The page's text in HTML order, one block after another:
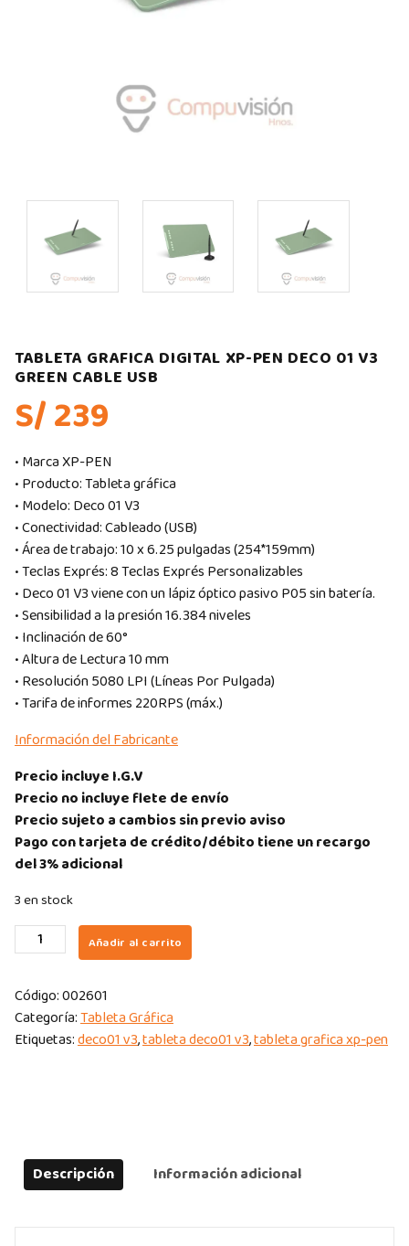
TABLETA GRAFICA DIGITAL XP-PEN DECO 01 V3
GREEN CABLE USB
S/ 239
• Marca XP-PEN
• Producto: Tableta gráfica
• Modelo: Deco 01 V3
• Conectividad: Cableado (USB)
• Área de trabajo: 10 x 6.25 pulgadas (254*159mm)
• Teclas Exprés: 8 Teclas Exprés Personalizables
• Deco 01 V3 viene con un lápiz óptico pasivo P05 sin batería.
• Sensibilidad a la presión 16.384 niveles
• Inclinación de 60°
• Altura de Lectura 10 mm
• Resolución 5080 LPI (Líneas Por Pulgada)
• Tarifa de informes 220RPS (máx.)
Información del Fabricante
Precio incluye I.G.V
Precio no incluye flete de envío
Precio sujeto a cambios sin previo aviso
Pago con tarjeta de crédito/débito tiene un recargo
del 3% adicional
3 en stock
TABLETA
GRAFICA
XP-
PEN
DECO
USB
quantity
Añadir al carrito
Código:002601
Categoría:Tableta Gráfica
Etiquetas:deco01 v3,tableta deco01 v3,tableta grafica xp-pen
Descripción Información adicional